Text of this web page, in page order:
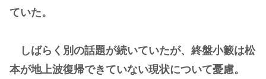
ていた。
しばらく別の話題が続いていたが、終盤小籔は松
本が地上波復帰できていない現状について憂慮。